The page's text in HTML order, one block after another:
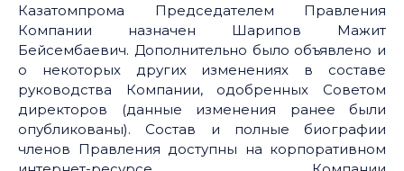
Казатомпрома Председателем Правления
Компании назначен Шарипов Мажит
Бейсембаевич. Дополнительно было объявлено и
о некоторых других изменениях в составе
руководства Компании, одобренных Советом
директоров (данные изменения ранее были
опубликованы). Состав и полные биографии
членов Правления доступны на корпоративном